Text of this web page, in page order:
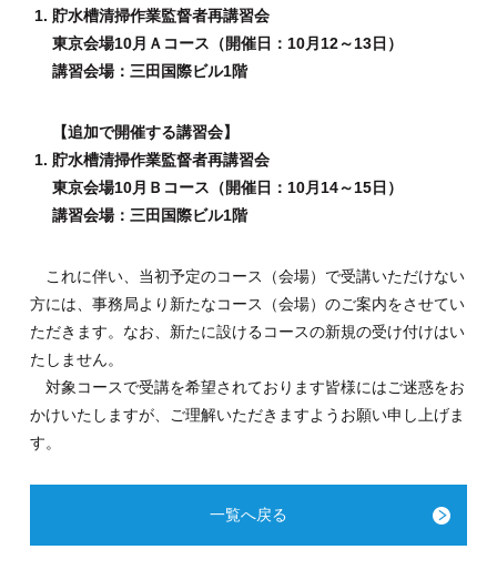
貯水槽清掃作業監督者再講習会
東京会場10月Ａコース（開催日：10月12～13日）
講習会場：三田国際ビル1階
【追加で開催する講習会】
貯水槽清掃作業監督者再講習会
東京会場10月Ｂコース（開催日：10月14～15日）
講習会場：三田国際ビル1階
これに伴い、当初予定のコース（会場）で受講いただけない
方には、事務局より新たなコース（会場）のご案内をさせてい
ただきます。なお、新たに設けるコースの新規の受け付けはい
たしません。
対象コースで受講を希望されております皆様にはご迷惑をお
かけいたしますが、ご理解いただきますようお願い申し上げま
す。
一覧へ戻る